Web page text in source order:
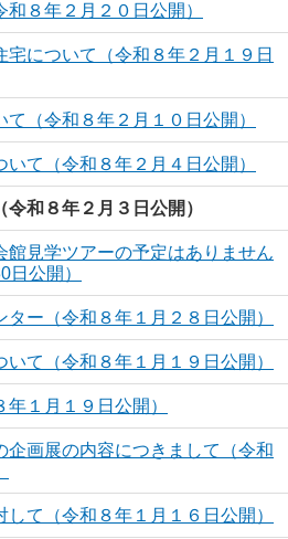
８年２月２０日公開）
宅について（令和８年２月１９日
（令和８年２月１０日公開）
て（令和８年２月４日公開）
和８年２月３日公開）
館見学ツアーの予定はありません
公開）
ー（令和８年１月２８日公開）
て（令和８年１月１９日公開）
１月１９日公開）
企画展の内容につきまして（令和
て（令和８年１月１６日公開）